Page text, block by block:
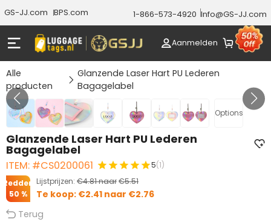
GS-JJ.com BPS.com 1-866-573-4920 Info@GS-JJ.com
Aanmelden
Alle
producten
Glanzende Laser Hart PU Lederen
Bagagelabel
Options
GALERIJ 1/7
Glanzende Laser Hart PU Lederen
Bagagelabel
ITEM: #CS0200061 5(1)
Lijstprijzen: €4.81naar€5.51
Redden
50 %
Te koop: €2.41 naar €2.76
Terug